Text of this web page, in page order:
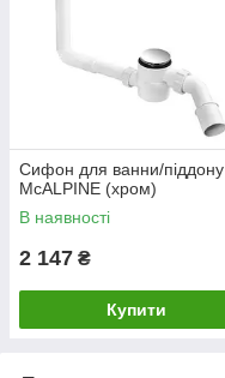
Сифон для ванни/піддону
McALPINE (хром)
В наявності
2 147 ₴
Купити